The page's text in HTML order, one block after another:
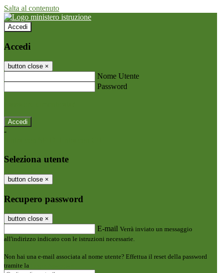
Salta al contenuto
Accedi
Accedi
button close ×
Nome Utente
Password
-
Seleziona utente
button close ×
Recupero password
button close ×
E-mail Verrà inviato un messaggio
all'indirizzo indicato con le istruzioni necessarie.
Non hai una e-mail associata al nome utente? Effettua il reset della password
tramite la